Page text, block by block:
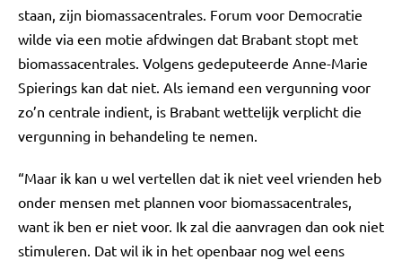
staan, zijn biomassacentrales. Forum voor Democratie
wilde via een motie afdwingen dat Brabant stopt met
biomassacentrales. Volgens gedeputeerde Anne-Marie
Spierings kan dat niet. Als iemand een vergunning voor
zo’n centrale indient, is Brabant wettelijk verplicht die
vergunning in behandeling te nemen.
“Maar ik kan u wel vertellen dat ik niet veel vrienden heb
onder mensen met plannen voor biomassacentrales,
want ik ben er niet voor. Ik zal die aanvragen dan ook niet
stimuleren. Dat wil ik in het openbaar nog wel eens